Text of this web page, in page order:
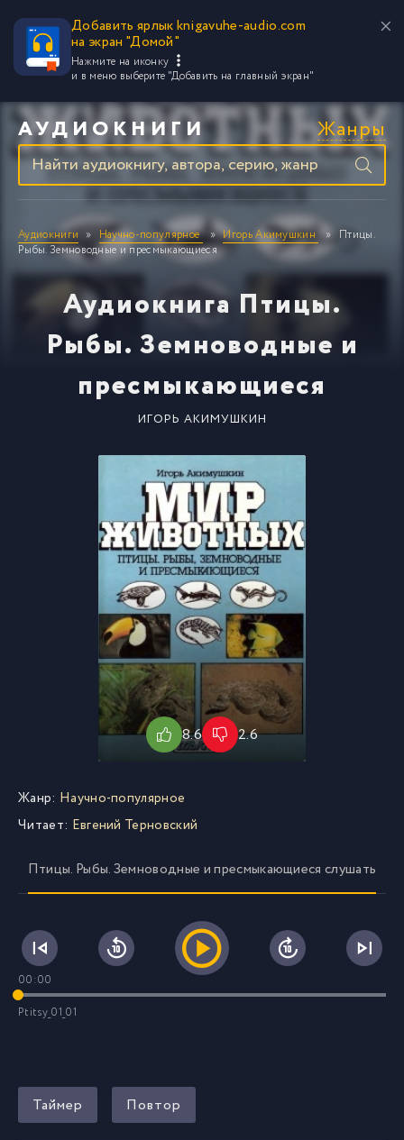
Добавить ярлык knigavuhe-audio.com
на экран "Домой"
Нажмите на иконку
и в меню выберите "Добавить на главный экран"
АУДИОКНИГИ Жанры
Аудиокниги Научно-популярное Игорь Акимушкин
Птицы.
Рыбы. Земноводные и пресмыкающиеся
Аудиокнига Птицы.
Рыбы. Земноводные и
пресмыкающиеся
ИГОРЬ АКИМУШКИН
8.6 2.6
Жанр: Научно-популярное
Читает: Евгений Терновский
Птицы. Рыбы. Земноводные и пресмыкающиеся слушать
00:00
Ptitsy_01_01
Таймер Повтор